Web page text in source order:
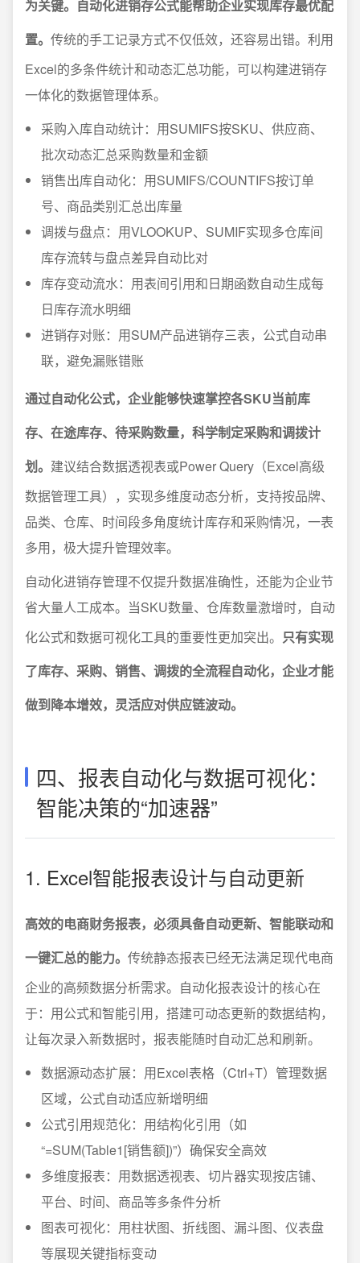
为关键。自动化进销存公式能帮助企业实现库存最优配
置。 传统的手工记录方式不仅低效，还容易出错。利用
Excel的多条件统计和动态汇总功能，可以构建进销存
一体化的数据管理体系。
采购入库自动统计：用SUMIFS按SKU、供应商、
批次动态汇总采购数量和金额
销售出库自动化：用SUMIFS/COUNTIFS按订单
号、商品类别汇总出库量
调拨与盘点：用VLOOKUP、SUMIF实现多仓库间
库存流转与盘点差异自动比对
库存变动流水：用表间引用和日期函数自动生成每
日库存流水明细
进销存对账：用SUM产品进销存三表，公式自动串
联，避免漏账错账
通过自动化公式，企业能够快速掌控各SKU当前库
存、在途库存、待采购数量，科学制定采购和调拨计
划。 建议结合数据透视表或Power Query（Excel高级
数据管理工具），实现多维度动态分析，支持按品牌、
品类、仓库、时间段多角度统计库存和采购情况，一表
多用，极大提升管理效率。
自动化进销存管理不仅提升数据准确性，还能为企业节
省大量人工成本。当SKU数量、仓库数量激增时，自动
化公式和数据可视化工具的重要性更加突出。 只有实现
了库存、采购、销售、调拨的全流程自动化，企业才能
做到降本增效，灵活应对供应链波动。
四、报表自动化与数据可视化：
智能决策的“加速器”
1. Excel智能报表设计与自动更新
高效的电商财务报表，必须具备自动更新、智能联动和
一键汇总的能力。 传统静态报表已经无法满足现代电商
企业的高频数据分析需求。自动化报表设计的核心在
于：用公式和智能引用，搭建可动态更新的数据结构，
让每次录入新数据时，报表能随时自动汇总和刷新。
数据源动态扩展：用Excel表格（Ctrl+T）管理数据
区域，公式自动适应新增明细
公式引用规范化：用结构化引用（如
“=SUM(Table1[销售额])”）确保安全高效
多维度报表：用数据透视表、切片器实现按店铺、
平台、时间、商品等多条件分析
图表可视化：用柱状图、折线图、漏斗图、仪表盘
等展现关键指标变动